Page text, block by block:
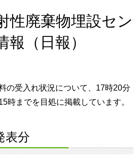
性廃棄物埋設セン
報（日報）
の受入れ状況について、17時20分
時までを目処に掲載しています。
表分